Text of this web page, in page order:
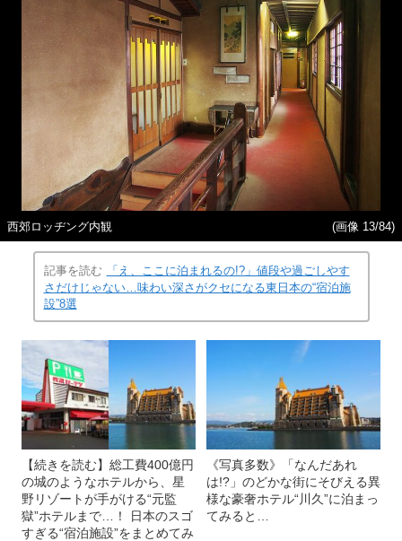
西郊ロッヂング内観 (画像 13/84)
記事を読む
「え、ここに泊まれるの!?」値段や過ごしやす
さだけじゃない…味わい深さがクセになる東日本の“宿泊施
設”8選
【続きを読む】総工費400億円
の城のようなホテルから、星
野リゾートが手がける“元監
獄”ホテルまで…！ 日本のスゴ
すぎる“宿泊施設”をまとめてみ
《写真多数》「なんだあれ
は!?」のどかな街にそびえる異
様な豪奢ホテル“川久”に泊まっ
てみると…